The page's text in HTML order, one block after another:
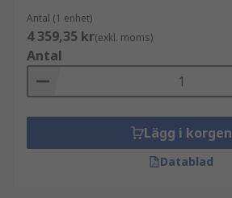
Antal (1 enhet)
4 359,35 kr(exkl. moms)
Antal
Lägg i korgen
Datablad